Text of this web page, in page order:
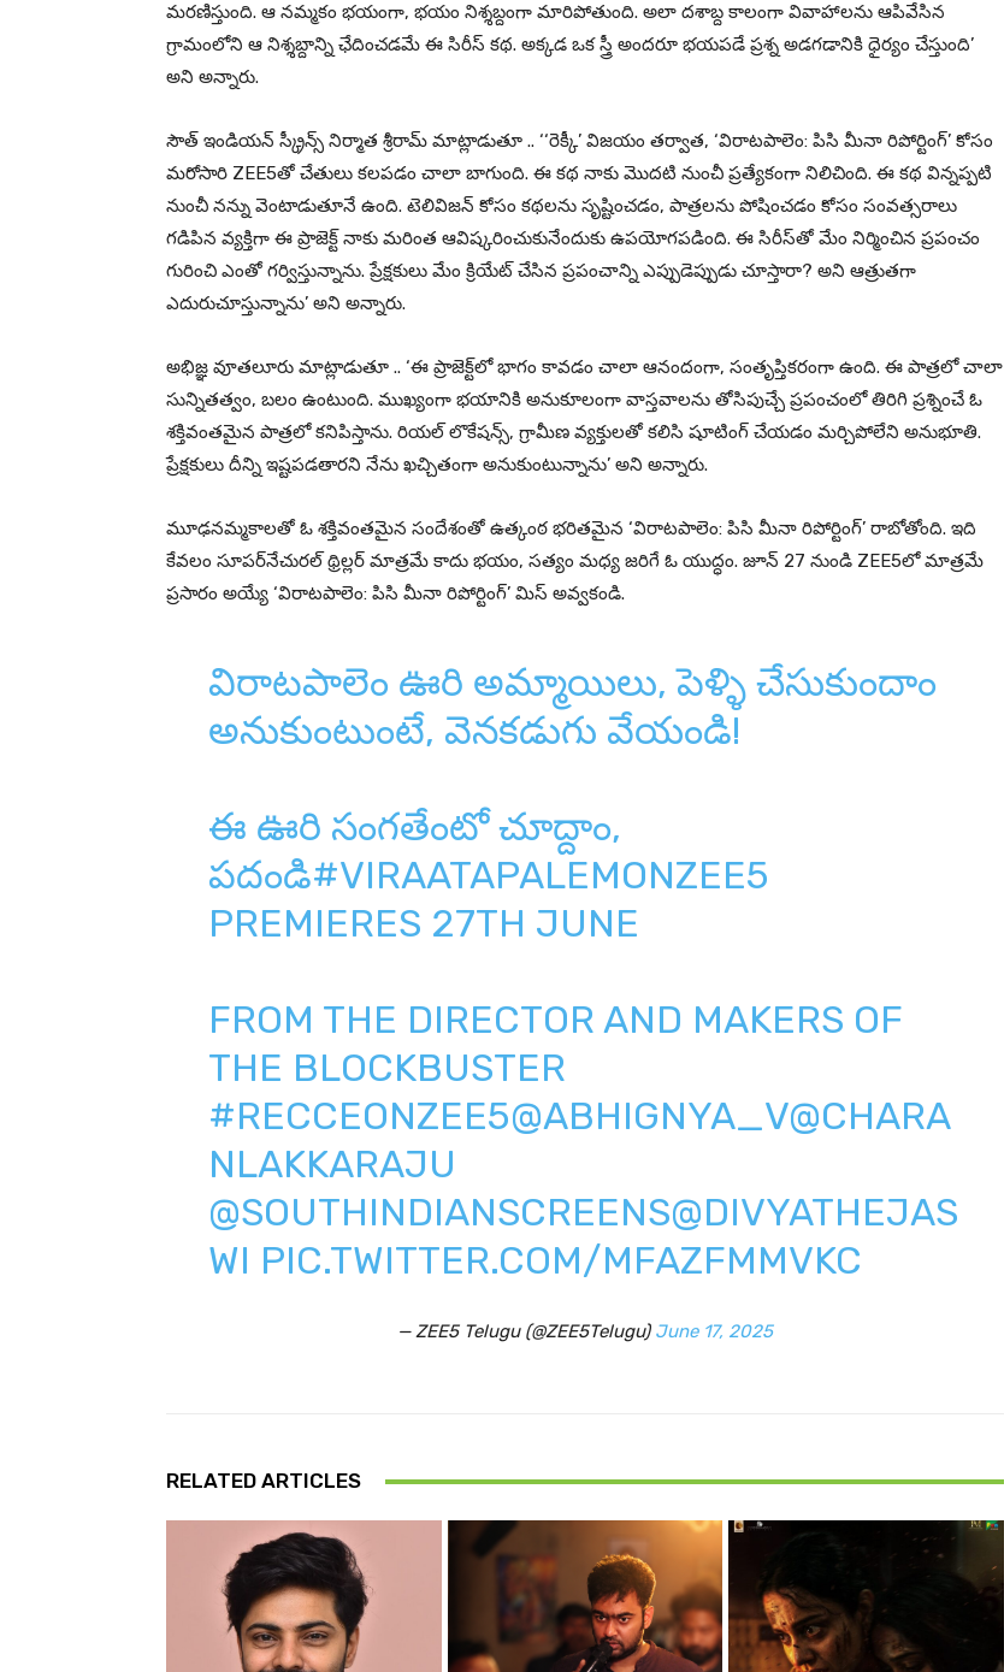
మరణిస్తుంది. ఆ నమ్మకం భయంగా, భయం నిశ్శబ్దంగా మారిపోతుంది. అలా దశాబ్ద కాలంగా వివాహాలను ఆపివేసిన
గ్రామంలోని ఆ నిశ్శబ్దాన్ని ఛేదించడమే ఈ సిరీస్ కథ. అక్కడ ఒక స్త్రీ అందరూ భయపడే ప్రశ్న అడగడానికి ధైర్యం చేస్తుంది’
అని అన్నారు.
సౌత్ ఇండియన్ స్క్రీన్స్ నిర్మాత శ్రీరామ్ మాట్లాడుతూ .. ‘‘రెక్కీ’ విజయం తర్వాత, ‘విరాటపాలెం: పిసి మీనా రిపోర్టింగ్’ కోసం
మరోసారి ZEE5తో చేతులు కలపడం చాలా బాగుంది. ఈ కథ నాకు మొదటి నుంచీ ప్రత్యేకంగా నిలిచింది. ఈ కథ విన్నప్పటి
నుంచీ నన్ను వెంటాడుతూనే ఉంది. టెలివిజన్ కోసం కథలను సృష్టించడం, పాత్రలను పోషించడం కోసం సంవత్సరాలు
గడిపిన వ్యక్తిగా ఈ ప్రాజెక్ట్ నాకు మరింత ఆవిష్కరించుకునేందుకు ఉపయోగపడింది. ఈ సిరీస్‌తో మేం నిర్మించిన ప్రపంచం
గురించి ఎంతో గర్విస్తున్నాను. ప్రేక్షకులు మేం క్రియేట్ చేసిన ప్రపంచాన్ని ఎప్పుడెప్పుడు చూస్తారా? అని ఆత్రుతగా
ఎదురుచూస్తున్నాను’ అని అన్నారు.
అభిజ్ఞ వూతలూరు మాట్లాడుతూ .. ‘ఈ ప్రాజెక్ట్‌లో భాగం కావడం చాలా ఆనందంగా, సంతృప్తికరంగా ఉంది. ఈ పాత్రలో చాలా
సున్నితత్వం, బలం ఉంటుంది. ముఖ్యంగా భయానికి అనుకూలంగా వాస్తవాలను తోసిపుచ్చే ప్రపంచంలో తిరిగి ప్రశ్నించే ఓ
శక్తివంతమైన పాత్రలో కనిపిస్తాను. రియల్ లొకేషన్స్, గ్రామీణ వ్యక్తులతో కలిసి షూటింగ్ చేయడం మర్చిపోలేని అనుభూతి.
ప్రేక్షకులు దీన్ని ఇష్టపడతారని నేను ఖచ్చితంగా అనుకుంటున్నాను’ అని అన్నారు.
మూఢనమ్మకాలతో ఓ శక్తివంతమైన సందేశంతో ఉత్కంఠ భరితమైన ‘విరాటపాలెం: పిసి మీనా రిపోర్టింగ్’ రాబోతోంది. ఇది
కేవలం సూపర్‌నేచురల్ థ్రిల్లర్ మాత్రమే కాదు భయం, సత్యం మధ్య జరిగే ఓ యుద్ధం. జూన్ 27 నుండి ZEE5లో మాత్రమే
ప్రసారం అయ్యే ‘విరాటపాలెం: పిసి మీనా రిపోర్టింగ్’ మిస్ అవ్వకండి.
విరాటపాలెం ఊరి అమ్మాయిలు, పెళ్ళి చేసుకుందాం
అనుకుంటుంటే, వెనకడుగు వేయండి!
ఈ ఊరి సంగతేంటో చూద్దాం,
పదండి#VIRAATAPALEMONZEE5
PREMIERES 27TH JUNE
FROM THE DIRECTOR AND MAKERS OF
THE BLOCKBUSTER
#RECCEONZEE5@ABHIGNYA_V@CHARA
NLAKKARAJU
@SOUTHINDIANSCREENS@DIVYATHEJAS
WI PIC.TWITTER.COM/MFAZFMMVKC
— ZEE5 Telugu (@ZEE5Telugu) June 17, 2025
RELATED ARTICLES